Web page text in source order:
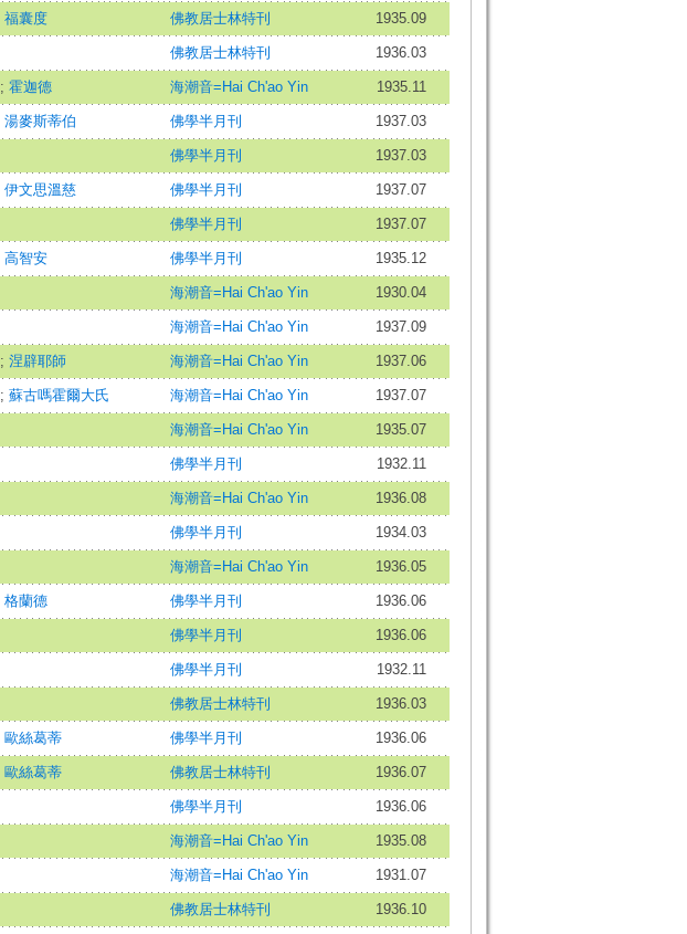
福囊度 佛教居士林特刊 1935.09
佛教居士林特刊 1936.03
; 霍迦德 海潮音=Hai Ch'ao Yin 1935.11
湯麥斯蒂伯 佛學半月刊 1937.03
佛學半月刊 1937.03
伊文思溫慈 佛學半月刊 1937.07
佛學半月刊 1937.07
高智安 佛學半月刊 1935.12
海潮音=Hai Ch'ao Yin 1930.04
海潮音=Hai Ch'ao Yin 1937.09
; 涅辟耶師 海潮音=Hai Ch'ao Yin 1937.06
; 蘇古嗎霍爾大氏 海潮音=Hai Ch'ao Yin 1937.07
海潮音=Hai Ch'ao Yin 1935.07
佛學半月刊 1932.11
海潮音=Hai Ch'ao Yin 1936.08
佛學半月刊 1934.03
海潮音=Hai Ch'ao Yin 1936.05
格蘭德 佛學半月刊 1936.06
佛學半月刊 1936.06
佛學半月刊 1932.11
佛教居士林特刊 1936.03
歐絲葛蒂 佛學半月刊 1936.06
歐絲葛蒂 佛教居士林特刊 1936.07
佛學半月刊 1936.06
海潮音=Hai Ch'ao Yin 1935.08
海潮音=Hai Ch'ao Yin 1931.07
佛教居士林特刊 1936.10